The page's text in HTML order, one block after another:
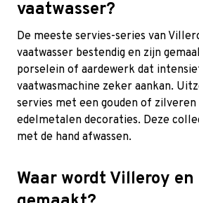
vaatwasser?
De meeste servies-series van
vaatwasser bestendig en zijn
porselein of aardewerk dat
vaatwasmachine zeker aankan.
servies met een gouden of
edelmetalen decoraties. Deze
met de hand afwassen.
Waar wordt Villeroy en